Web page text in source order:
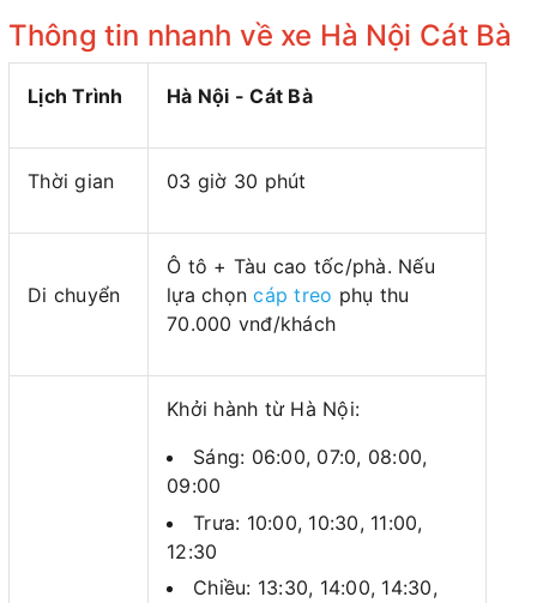
Thông tin nhanh về xe Hà Nội Cát Bà
Lịch Trình Hà Nội - Cát Bà
Thời gian 03 giờ 30 phút
Di chuyển
Ô tô + Tàu cao tốc/phà. Nếu
lựa chọncáp treo phụ thu
70.000 vnđ/khách
Khởi hành từ Hà Nội:
Sáng: 06:00, 07:0, 08:00,
09:00
Trưa: 10:00, 10:30, 11:00,
12:30
Chiều: 13:30, 14:00, 14:30,